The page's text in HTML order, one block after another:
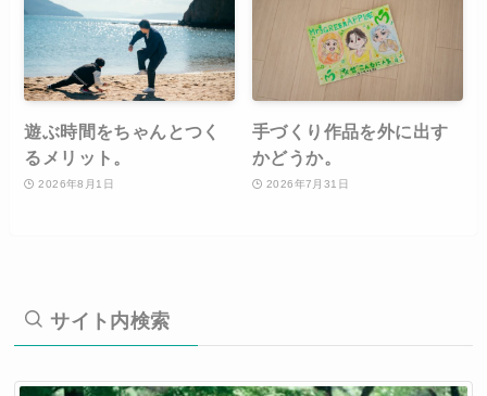
遊ぶ時間をちゃんとつく
るメリット。
2026年8月1日
手づくり作品を外に出す
かどうか。
2026年7月31日
サイト内検索